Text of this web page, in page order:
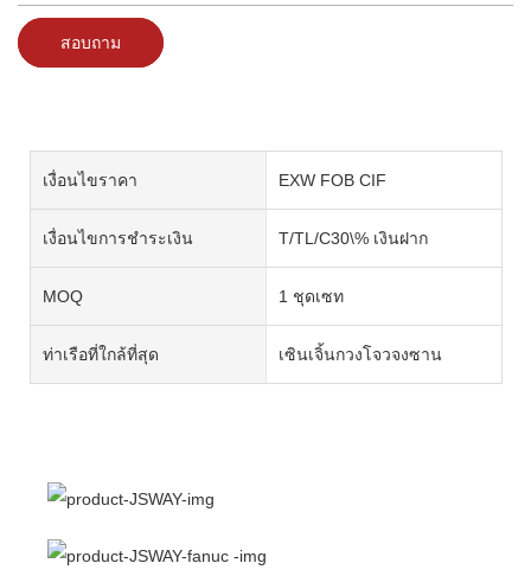
สอบถาม
เงื่อนไขราคา EXW FOB CIF
เงื่อนไขการชำระเงิน T/TL/C30\% เงินฝาก
MOQ 1 ชุดเซท
ท่าเรือที่ใกล้ที่สุด เซินเจิ้นกวงโจวจงซาน